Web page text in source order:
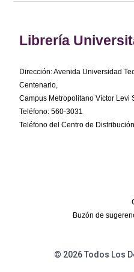
Librería
Dirección: Avenida Universidad
Centenario,
Campus Metropolitano Víctor Levi
Teléfono: 560-3031
Teléfono del Centro de
Buzón de
© 2026 Todos Los